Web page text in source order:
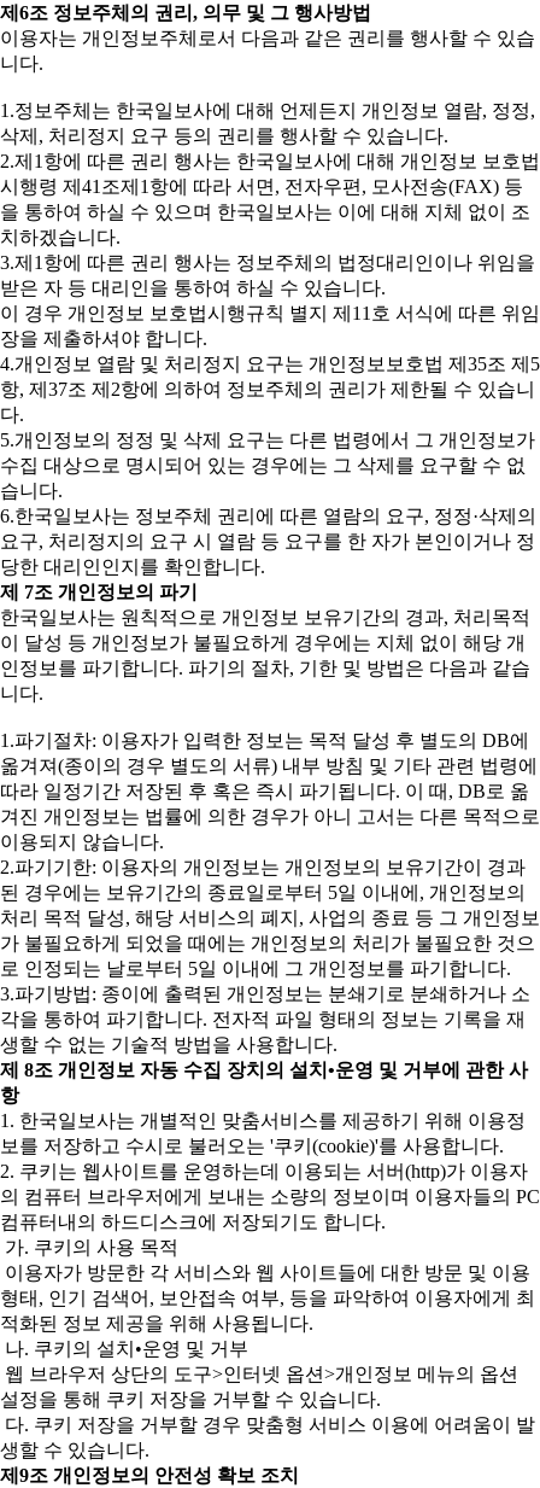
제6조 정보주체의 권리, 의무 및 그 행사방법
이용자는 개인정보주체로서 다음과 같은 권리를 행사할 수 있습
니다.
1.정보주체는 한국일보사에 대해 언제든지 개인정보 열람, 정정,
삭제, 처리정지 요구 등의 권리를 행사할 수 있습니다.
2.제1항에 따른 권리 행사는 한국일보사에 대해 개인정보 보호법
시행령 제41조제1항에 따라 서면, 전자우편, 모사전송(FAX) 등
을 통하여 하실 수 있으며 한국일보사는 이에 대해 지체 없이 조
치하겠습니다.
3.제1항에 따른 권리 행사는 정보주체의 법정대리인이나 위임을
받은 자 등 대리인을 통하여 하실 수 있습니다.
이 경우 개인정보 보호법시행규칙 별지 제11호 서식에 따른 위임
장을 제출하셔야 합니다.
4.개인정보 열람 및 처리정지 요구는 개인정보보호법 제35조 제5
항, 제37조 제2항에 의하여 정보주체의 권리가 제한될 수 있습니
다.
5.개인정보의 정정 및 삭제 요구는 다른 법령에서 그 개인정보가
수집 대상으로 명시되어 있는 경우에는 그 삭제를 요구할 수 없
습니다.
6.한국일보사는 정보주체 권리에 따른 열람의 요구, 정정·삭제의
요구, 처리정지의 요구 시 열람 등 요구를 한 자가 본인이거나 정
당한 대리인인지를 확인합니다.
제 7조 개인정보의 파기
한국일보사는 원칙적으로 개인정보 보유기간의 경과, 처리목적
이 달성 등 개인정보가 불필요하게 경우에는 지체 없이 해당 개
인정보를 파기합니다. 파기의 절차, 기한 및 방법은 다음과 같습
니다.
1.파기절차: 이용자가 입력한 정보는 목적 달성 후 별도의 DB에
옮겨져(종이의 경우 별도의 서류) 내부 방침 및 기타 관련 법령에
따라 일정기간 저장된 후 혹은 즉시 파기됩니다. 이 때, DB로 옮
겨진 개인정보는 법률에 의한 경우가 아니 고서는 다른 목적으로
이용되지 않습니다.
2.파기기한: 이용자의 개인정보는 개인정보의 보유기간이 경과
된 경우에는 보유기간의 종료일로부터 5일 이내에, 개인정보의
처리 목적 달성, 해당 서비스의 폐지, 사업의 종료 등 그 개인정보
가 불필요하게 되었을 때에는 개인정보의 처리가 불필요한 것으
로 인정되는 날로부터 5일 이내에 그 개인정보를 파기합니다.
3.파기방법: 종이에 출력된 개인정보는 분쇄기로 분쇄하거나 소
각을 통하여 파기합니다. 전자적 파일 형태의 정보는 기록을 재
생할 수 없는 기술적 방법을 사용합니다.
제 8조 개인정보 자동 수집 장치의 설치•운영 및 거부에 관한 사
항
1. 한국일보사는 개별적인 맞춤서비스를 제공하기 위해 이용정
보를 저장하고 수시로 불러오는 '쿠키(cookie)'를 사용합니다.
2. 쿠키는 웹사이트를 운영하는데 이용되는 서버(http)가 이용자
의 컴퓨터 브라우저에게 보내는 소량의 정보이며 이용자들의 PC
컴퓨터내의 하드디스크에 저장되기도 합니다.
가. 쿠키의 사용 목적
이용자가 방문한 각 서비스와 웹 사이트들에 대한 방문 및 이용
형태, 인기 검색어, 보안접속 여부, 등을 파악하여 이용자에게 최
적화된 정보 제공을 위해 사용됩니다.
나. 쿠키의 설치•운영 및 거부
웹 브라우저 상단의 도구>인터넷 옵션>개인정보 메뉴의 옵션
설정을 통해 쿠키 저장을 거부할 수 있습니다.
다. 쿠키 저장을 거부할 경우 맞춤형 서비스 이용에 어려움이 발
생할 수 있습니다.
제9조 개인정보의 안전성 확보 조치